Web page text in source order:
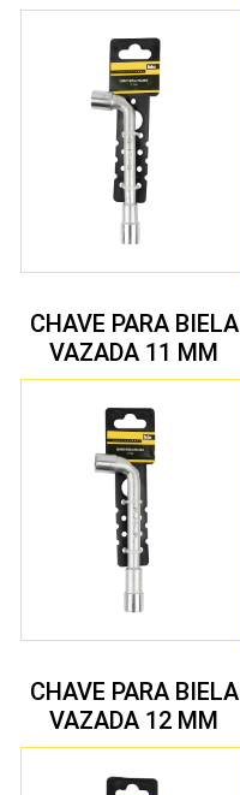
CHAVE PARA BIELA
VAZADA 11 MM
CHAVE PARA BIELA
VAZADA 12 MM